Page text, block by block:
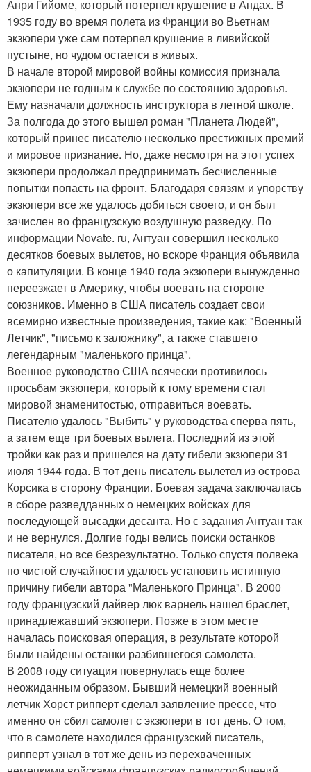
Анри Гийоме, который потерпел крушение в Андах. В
1935 году во время полета из Франции во Вьетнам
экзюпери уже сам потерпел крушение в ливийской
пустыне, но чудом остается в живых.
В начале второй мировой войны комиссия признала
экзюпери не годным к службе по состоянию здоровья.
Ему назначали должность инструктора в летной школе.
За полгода до этого вышел роман "Планета Людей",
который принес писателю несколько престижных премий
и мировое признание. Но, даже несмотря на этот успех
экзюпери продолжал предпринимать бесчисленные
попытки попасть на фронт. Благодаря связям и упорству
экзюпери все же удалось добиться своего, и он был
зачислен во французскую воздушную разведку. По
информации Novate. ru, Антуан совершил несколько
десятков боевых вылетов, но вскоре Франция объявила
о капитуляции. В конце 1940 года экзюпери вынужденно
переезжает в Америку, чтобы воевать на стороне
союзников. Именно в США писатель создает свои
всемирно известные произведения, такие как: "Военный
Летчик", "письмо к заложнику", а также ставшего
легендарным "маленького принца".
Военное руководство США всячески противилось
просьбам экзюпери, который к тому времени стал
мировой знаменитостью, отправиться воевать.
Писателю удалось "Выбить" у руководства сперва пять,
а затем еще три боевых вылета. Последний из этой
тройки как раз и пришелся на дату гибели экзюпери 31
июля 1944 года. В тот день писатель вылетел из острова
Корсика в сторону Франции. Боевая задача заключалась
в сборе разведданных о немецких войсках для
последующей высадки десанта. Но с задания Антуан так
и не вернулся. Долгие годы велись поиски останков
писателя, но все безрезультатно. Только спустя полвека
по чистой случайности удалось установить истинную
причину гибели автора "Маленького Принца". В 2000
году французский дайвер люк варнель нашел браслет,
принадлежавший экзюпери. Позже в этом месте
началась поисковая операция, в результате которой
были найдены останки разбившегося самолета.
В 2008 году ситуация повернулась еще более
неожиданным образом. Бывший немецкий военный
летчик Хорст рипперт сделал заявление прессе, что
именно он сбил самолет с экзюпери в тот день. О том,
что в самолете находился французский писатель,
рипперт узнал в тот же день из перехваченных